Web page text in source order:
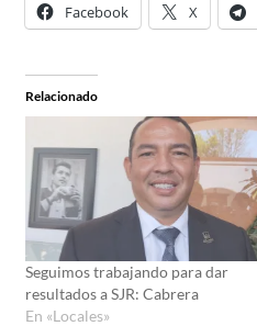
Facebook X
Relacionado
Seguimos trabajando para dar
resultados a SJR: Cabrera
En «Locales»